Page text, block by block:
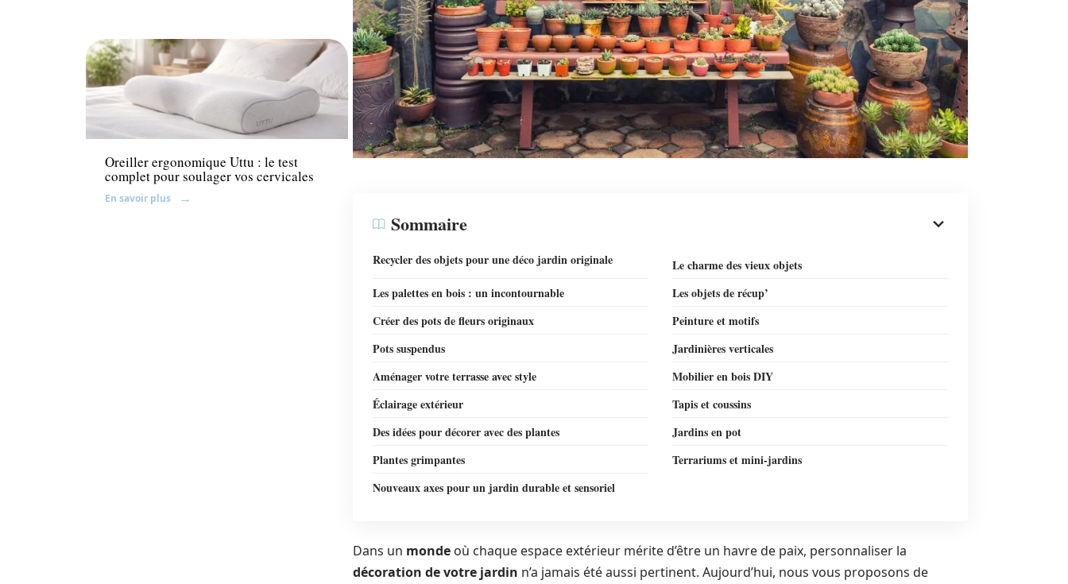
Décoration Interieure
Oreiller ergonomique Uttu : le test
complet pour soulager vos cervicales
En savoir plus
Sommaire
Recycler des objets pour une déco jardin originale
Le charme des vieux objets
Les palettes en bois : un incontournable
Les objets de récup’
Créer des pots de fleurs originaux
Peinture et motifs
Pots suspendus
Jardinières verticales
Aménager votre terrasse avec style
Mobilier en bois DIY
Éclairage extérieur
Tapis et coussins
Des idées pour décorer avec des plantes
Jardins en pot
Plantes grimpantes
Terrariums et mini-jardins
Nouveaux axes pour un jardin durable et sensoriel
Dans un monde où chaque espace extérieur mérite d’être un havre de paix, personnaliser la
décoration de votre jardin n’a jamais été aussi pertinent. Aujourd’hui, nous vous proposons de